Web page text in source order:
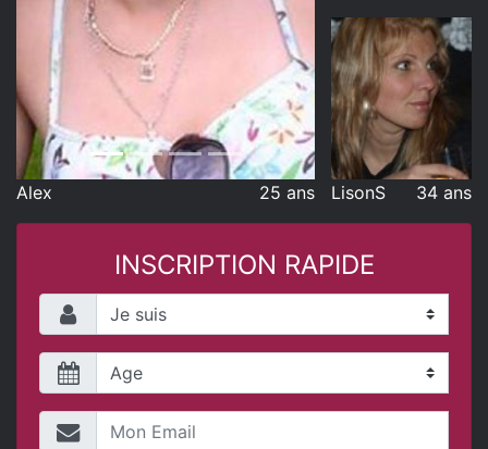
Alex 25 ans LisonS 34 ans
INSCRIPTION RAPIDE